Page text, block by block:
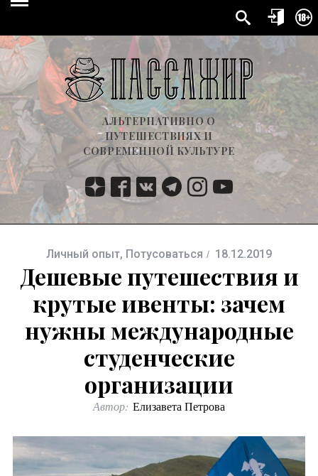
АЛЬТЕРНАТИВНО О
ПУТЕШЕСТВИЯХ И
СОВРЕМЕННОЙ КУЛЬТУРЕ
Личный опыт, Потусоваться 18.12.2019
Дешевые путешествия и
крутые ивенты: зачем
нужны международные
студенческие
организации
Автор: Елизавета Петрова